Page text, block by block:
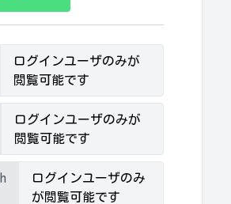
ログインユーザのみが
閲覧可能です
ログインユーザのみが
閲覧可能です
ログインユーザのみ
が閲覧可能です